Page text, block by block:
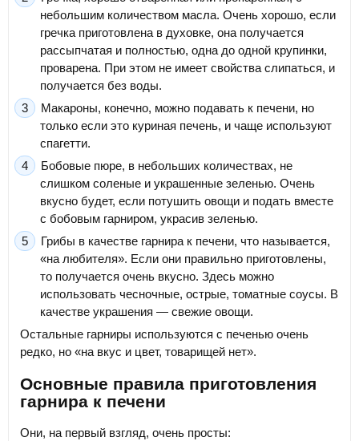
небольшим количеством масла. Очень хорошо, если
гречка приготовлена в духовке, она получается
рассыпчатая и полностью, одна до одной крупинки,
проварена. При этом не имеет свойства слипаться, и
получается без воды.
Макароны, конечно, можно подавать к печени, но
только если это куриная печень, и чаще используют
спагетти.
Бобовые пюре, в небольших количествах, не
слишком соленые и украшенные зеленью. Очень
вкусно будет, если потушить овощи и подать вместе
с бобовым гарниром, украсив зеленью.
Грибы в качестве гарнира к печени, что называется,
«на любителя». Если они правильно приготовлены,
то получается очень вкусно. Здесь можно
использовать чесночные, острые, томатные соусы. В
качестве украшения — свежие овощи.
Остальные гарниры используются с печенью очень
редко, но «на вкус и цвет, товарищей нет».
Основные правила приготовления
гарнира к печени
Они, на первый взгляд, очень просты: